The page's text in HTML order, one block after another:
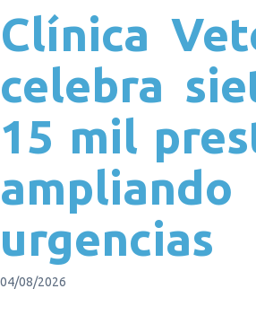
Clínica
celebra
15 mil
urgencias
04/08/2026